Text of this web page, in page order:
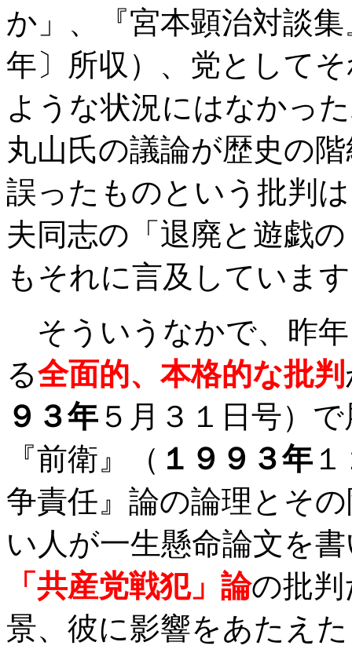
か」、『宮本顕治対談
年〕所収）、党として
ような状況にはなかっ
丸山氏の議論が歴史の
誤ったものという批判
夫同志の「退廃と遊戯
もそれに言及していま
そういうなかで、昨
る全面的、本格的な批判
９３年 ５月３１日号）
『前衛』（ １９９３年
争責任』論の論理とそ
い人が一生懸命論文を
「共産党戦犯」論の批
景、彼に影響をあたえ